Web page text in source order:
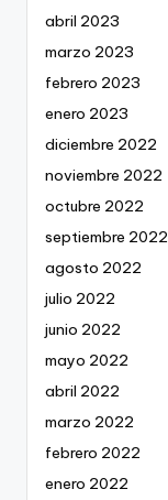
abril 2023
marzo 2023
febrero 2023
enero 2023
diciembre 2022
noviembre 2022
octubre 2022
septiembre 2022
agosto 2022
julio 2022
junio 2022
mayo 2022
abril 2022
marzo 2022
febrero 2022
enero 2022